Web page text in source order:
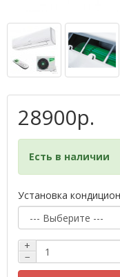
28900р.
Есть в наличии
Установка
+
−